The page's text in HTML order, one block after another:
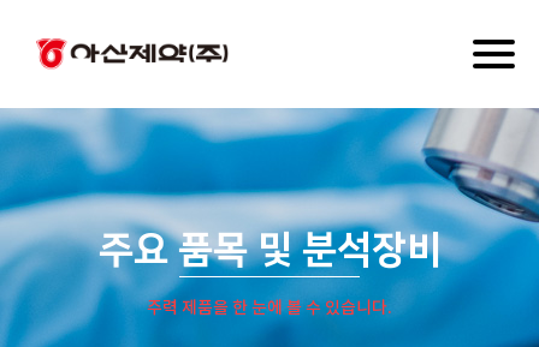
주요 품목 및 분석장비
주력 제품을 한 눈에 볼 수 있습니다.